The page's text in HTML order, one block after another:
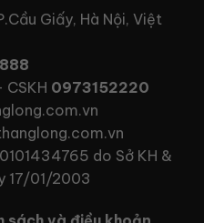
Giấy, Hà Nội, Việt
CSKH 0973152220
do Sở KH &
17/01/2003